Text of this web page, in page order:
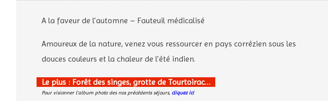
A la faveur de l’automne – Fauteuil médicalisé
Amoureux de la nature, venez vous ressourcer en pays corrézien sous les
douces couleurs et la chaleur de l’été indien.
Le plus : Forêt des singes, grotte de Tourtoirac…
Pour visionner l’album photo des nos précédents séjours, cliquez ici